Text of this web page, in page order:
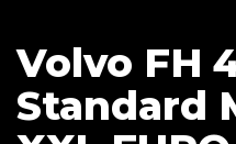
Volvo FH
Standard